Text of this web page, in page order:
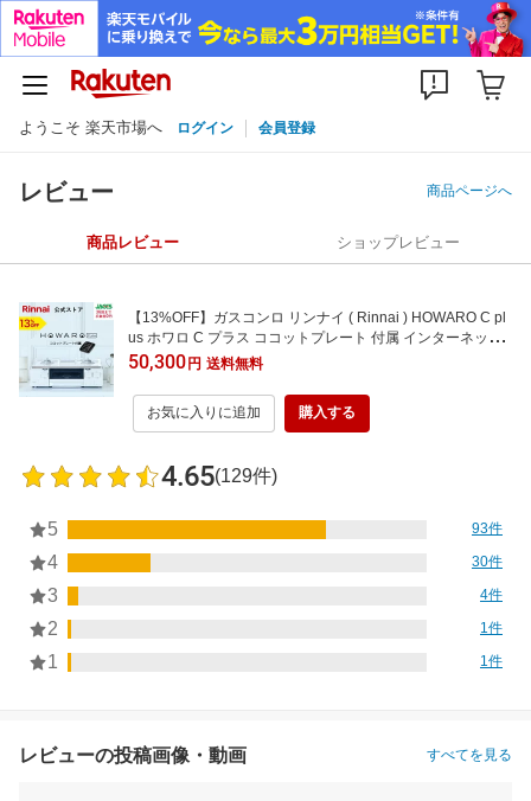
ようこそ 楽天市場へ ログイン 会員登録
レビュー 商品ページへ
商品レビュー ショップレビュー
【13%OFF】ガスコンロ リンナイ ( Rinnai ) HOWARO C pl
us ホワロ C プラス ココットプレート 付属 インターネット
限定販売 ガステーブル 都市ガス プロパン
50,300円 送料無料
お気に入りに追加 購入する
4.65(129件)
5 93件
4 30件
3 4件
2 1件
1 1件
レビューの投稿画像・動画 すべてを見る